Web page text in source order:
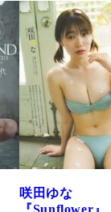
藤水咲桜『花
だまり』